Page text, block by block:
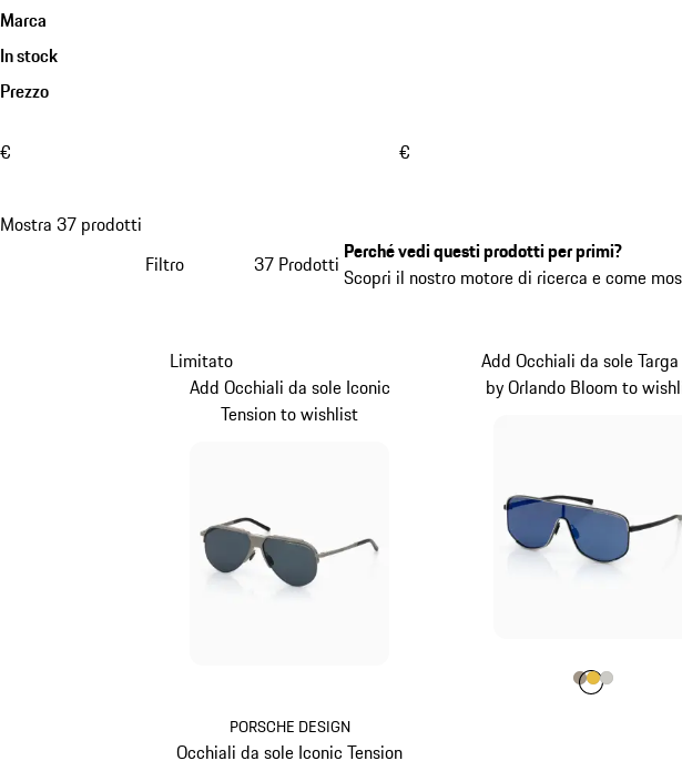
Marca
In stock
Prezzo
€ €
Mostra 37 prodotti
Filtro
37 Prodotti Perché vedi questi prodotti per primi?
Scopri il nostro motore di ricerca e come
PORSCHE DESIGN
Occhiali da sole Iconic Tension
Limitato
Add Occhiali da sole Iconic
Tension to wishlist
Add Occhiali da sole
by Orlando Bloom to
Colore
Colore
ColoreColore